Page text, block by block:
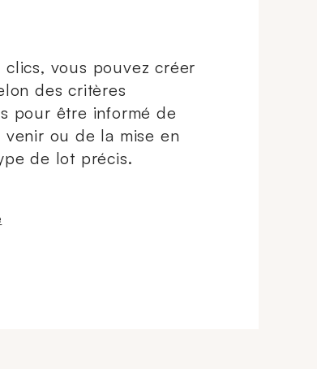
clics, vous pouvez créer
des critères
pour être informé de
venir ou de la mise en
de lot précis.